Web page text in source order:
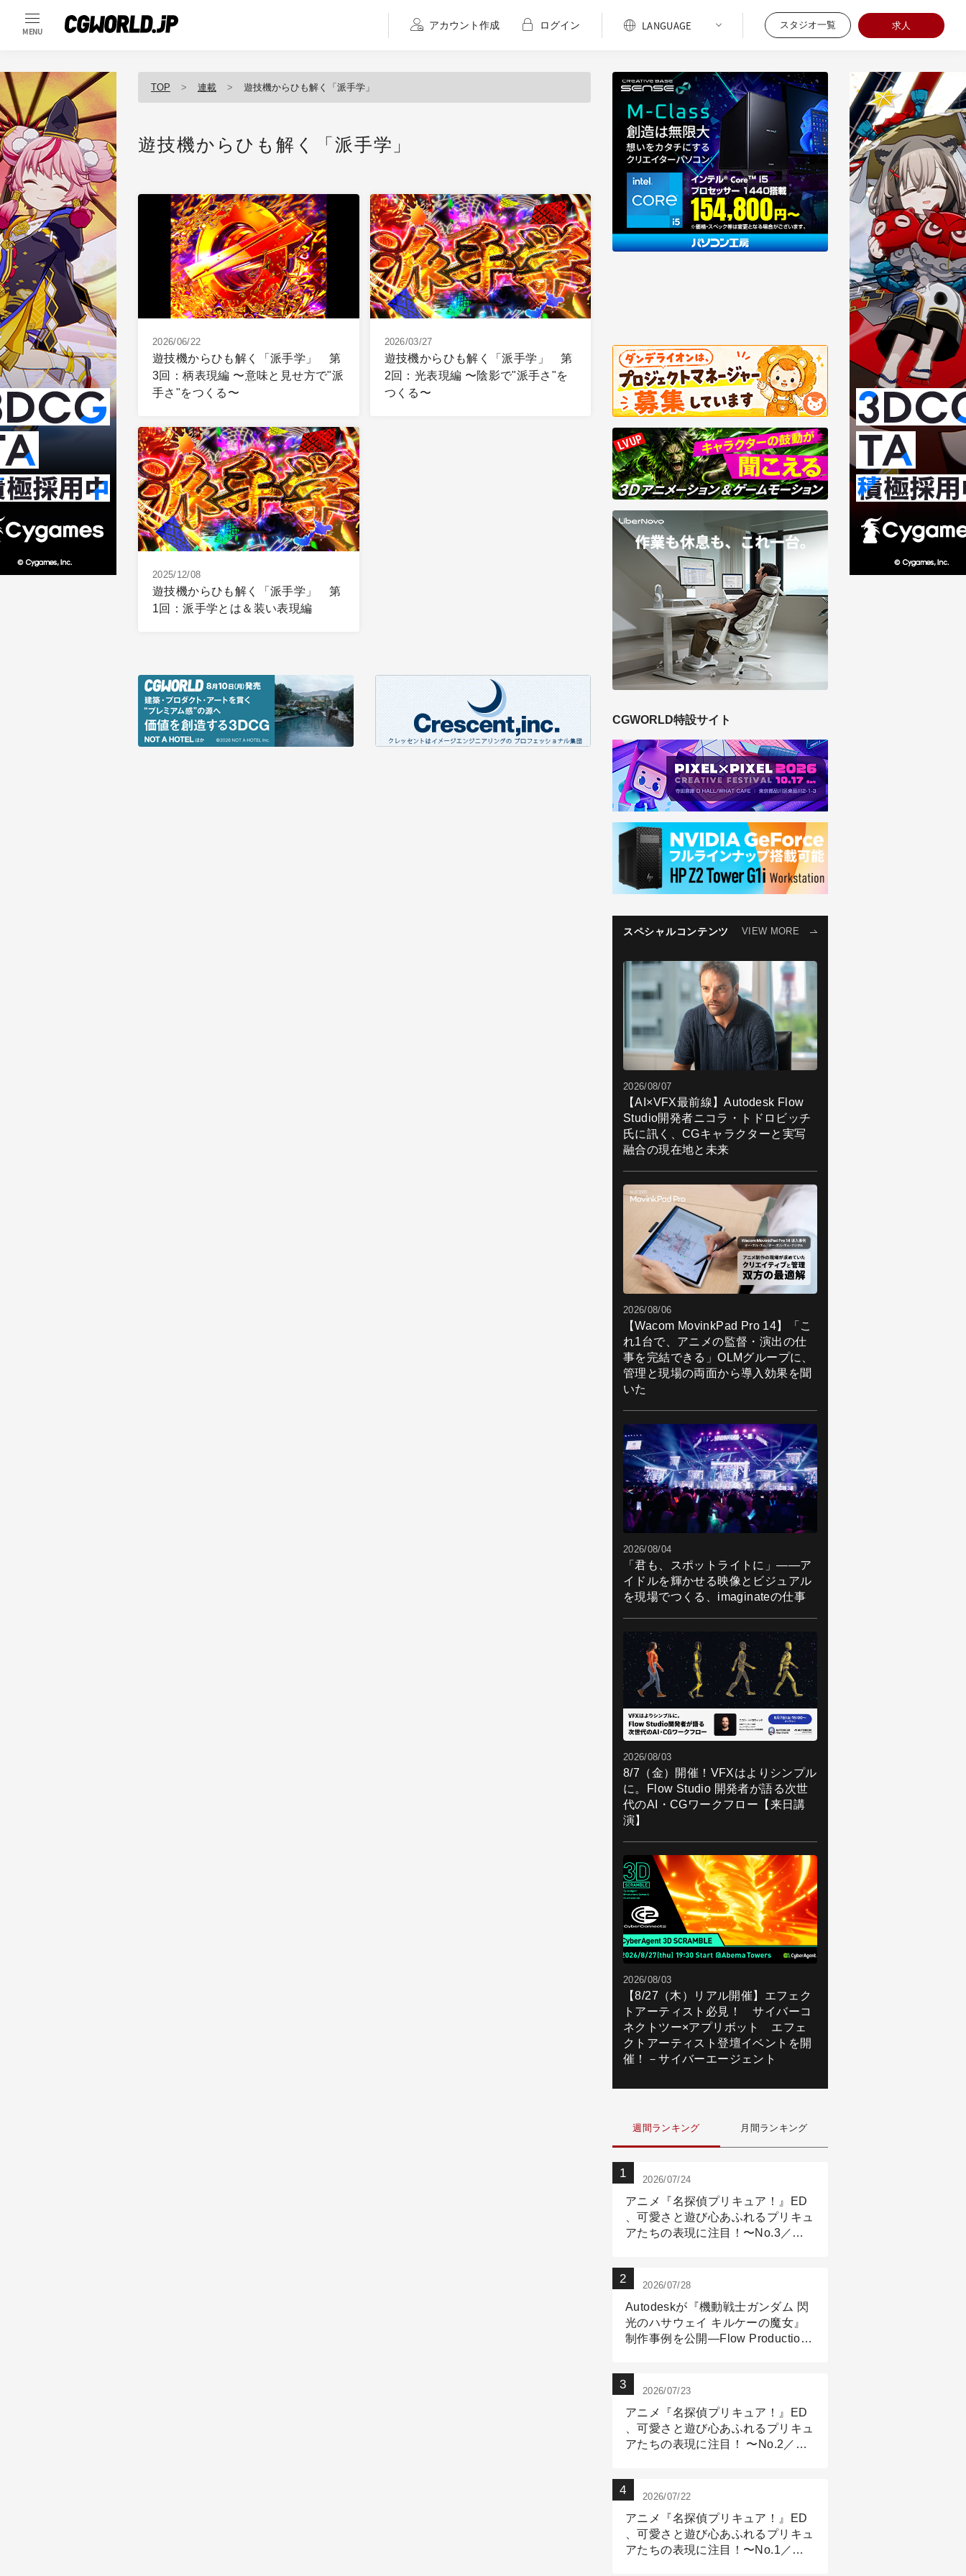
MENU
アカウント作成 ログイン スタジオ一覧 求人
TOP 連載 遊技機からひも解く「派手学」
遊技機からひも解く「派手学」
2026/06/22
遊技機からひも解く「派手学」 第
3回：柄表現編 〜意味と見せ方で"派
手さ"をつくる〜
2026/03/27
遊技機からひも解く「派手学」 第
2回：光表現編 〜陰影で"派手さ"を
つくる〜
2025/12/08
遊技機からひも解く「派手学」 第
1回：派手学とは＆装い表現編
CGWORLD特設サイト
スペシャルコンテンツ VIEW MORE
2026/08/07
【AI×VFX最前線】Autodesk Flow
Studio開発者ニコラ・トドロビッチ
氏に訊く、CGキャラクターと実写
融合の現在地と未来
2026/08/06
【Wacom MovinkPad Pro 14】「こ
れ1台で、アニメの監督・演出の仕
事を完結できる」OLMグループに、
管理と現場の両面から導入効果を聞
いた
2026/08/04
「君も、スポットライトに」――ア
イドルを輝かせる映像とビジュアル
を現場でつくる、imaginateの仕事
2026/08/03
8/7（金）開催！VFXはよりシンプル
に。Flow Studio 開発者が語る次世
代のAI・CGワークフロー【来日講
演】
2026/08/03
【8/27（木）リアル開催】エフェク
トアーティスト必見！ サイバーコ
ネクトツー×アプリボット エフェ
クトアーティスト登壇イベントを開
催！－サイバーエージェント
週間ランキング 月間ランキング
2026/07/24
アニメ『名探偵プリキュア！』ED
、可愛さと遊び心あふれるプリキュ
アたちの表現に注目！〜No.3／ア
2026/07/28
Autodeskが『機動戦士ガンダム 閃
光のハサウェイ キルケーの魔女』
制作事例を公開―Flow Production
2026/07/23
アニメ『名探偵プリキュア！』ED
、可愛さと遊び心あふれるプリキュ
アたちの表現に注目！ 〜No.2／モ
2026/07/22
アニメ『名探偵プリキュア！』ED
、可愛さと遊び心あふれるプリキュ
アたちの表現に注目！〜No.1／演